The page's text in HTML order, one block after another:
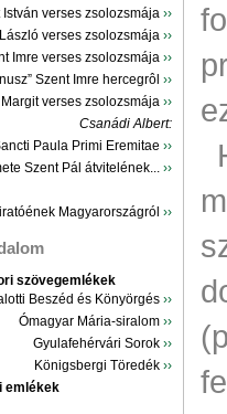
István verses zsolozsmája ››
verses zsolozsmája ››
Imre verses zsolozsmája ››
Szent Imre hercegrôl ››
verses zsolozsmája ››
Csanádi Albert:
Paula Primi Eremitae ››
Szent Pál átvitelének... ››
Magyarországról ››
szövegemlékek
Beszéd és Könyörgés ››
Ómagyar Mária-siralom ››
Gyulafehérvári Sorok ››
Königsbergi Töredék ››
emlékek